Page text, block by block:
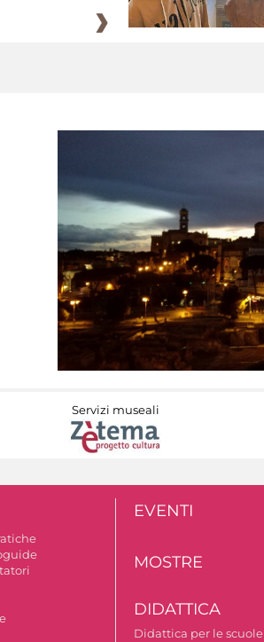
Servizi museali
EVENTI
MOSTRE
DIDATTICA
Didattica per le scuole